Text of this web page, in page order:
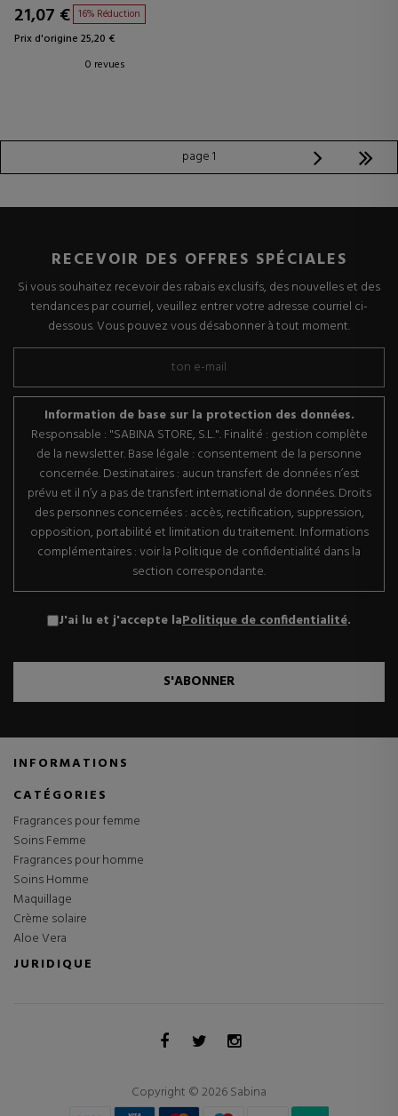
21,07 € 16% Réduction
Prix d'origine 25,20 €
0 revues
page 1
RECEVOIR DES OFFRES SPÉCIALES
Si vous souhaitez recevoir des rabais exclusifs, des nouvelles et des
tendances par courriel, veuillez entrer votre adresse courriel ci-
dessous. Vous pouvez vous désabonner à tout moment.
Information de base sur la protection des données.
Responsable : "SABINA STORE, S.L.". Finalité : gestion complète
de la newsletter. Base légale : consentement de la personne
concernée. Destinataires : aucun transfert de données n’est
prévu et il n’y a pas de transfert international de données. Droits
des personnes concernées : accès, rectification, suppression,
opposition, portabilité et limitation du traitement. Informations
complémentaires : voir la Politique de confidentialité dans la
section correspondante.
J'ai lu et j'accepte laPolitique de confidentialité.
S'ABONNER
INFORMATIONS
CATÉGORIES
Fragrances pour femme
Soins Femme
Fragrances pour homme
Soins Homme
Maquillage
Crème solaire
Aloe Vera
JURIDIQUE
Copyright © 2026 Sabina